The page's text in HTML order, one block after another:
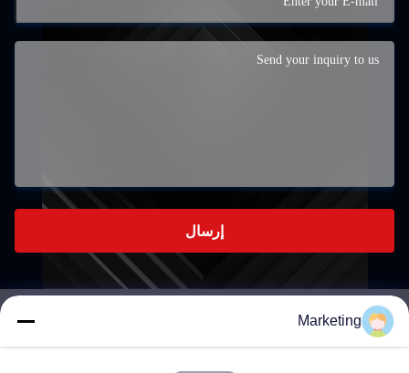
إرسال
marketing@hwashi.com
Marketing